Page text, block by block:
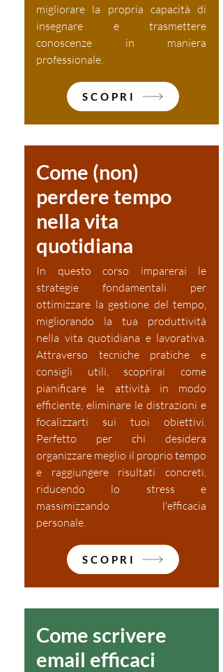
migliorare la propria capacità di
insegnare e trasmettere
conoscenze in maniera
professionale.
SCOPRI
Come (non)
perdere tempo
nella vita
quotidiana
In questo corso imparerai le
strategie fondamentali per
ottimizzare la gestione del tempo,
migliorando la tua produttività
nella vita quotidiana e lavorativa.
Attraverso tecniche pratiche e
consigli utili, scoprirai come
pianificare le attività in modo
efficiente, eliminare le distrazioni e
focalizzarti sui tuoi obiettivi.
Perfetto per chi desidera
organizzare meglio il proprio tempo
e raggiungere risultati concreti,
riducendo lo stress e
massimizzando l'efficacia
personale.
SCOPRI
Come scrivere
email efficaci